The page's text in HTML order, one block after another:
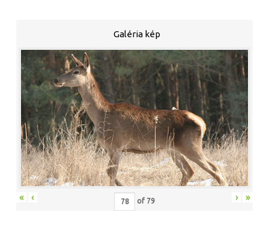
Galéria kép
« ‹ of 79 › »